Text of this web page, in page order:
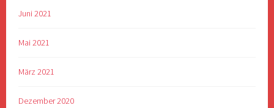
Juni 2021
Mai 2021
März 2021
Dezember 2020